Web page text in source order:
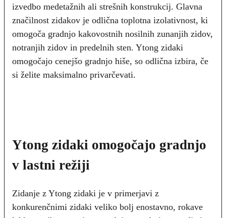
izvedbo medetažnih ali strešnih konstrukcij. Glavna
značilnost zidakov je odlična toplotna izolativnost, ki
omogoča gradnjo kakovostnih nosilnih zunanjih zidov,
notranjih zidov in predelnih sten. Ytong zidaki
omogočajo cenejšo gradnjo hiše, so odlična izbira, če
si želite maksimalno privarčevati.
Ytong zidaki omogočajo gradnjo
v lastni režiji
Zidanje z Ytong zidaki je v primerjavi z
konkurenčnimi zidaki veliko bolj enostavno, rokave